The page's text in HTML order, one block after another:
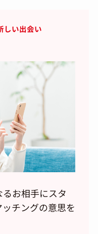
しい出会い
お相手にスタ
チングの意思を